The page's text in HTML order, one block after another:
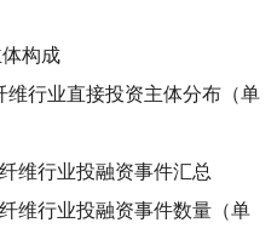
构成
维行业直接投资主体分布（单
维行业投融资事件汇总
维行业投融资事件数量（单